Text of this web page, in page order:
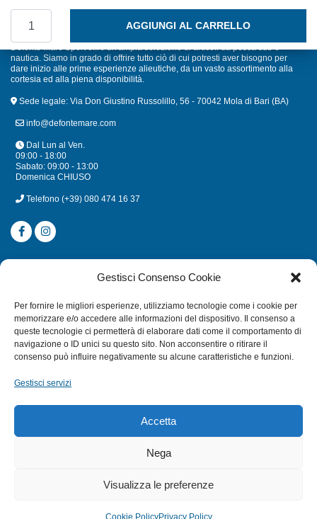
Gestisci Consenso Cookie
Per fornire le migliori esperienze, utilizziamo tecnologie come i cookie per
memorizzare e/o accedere alle informazioni del dispositivo. Il consenso a
queste tecnologie ci permetterà di elaborare dati come il comportamento di
navigazione o ID unici su questo sito. Non acconsentire o ritirare il
consenso può influire negativamente su alcune caratteristiche e funzioni.
Gestisci servizi
Accetta
Nega
Visualizza le preferenze
Cookie PolicyPrivacy Policy
AGGIUNGI AL CARRELLO
Defonte Mare Sport offre un'ampia selezione di articoli da pesca sub e
nautica. Siamo in grado di offrire tutto ciò di cui potresti aver bisogno per
dare inizio alle prime esperienze alieutiche, da un vasto assortimento alla
cortesia ed alla piena disponibilità.
Sede legale: Via Don Giustino Russolillo, 56 - 70042 Mola di Bari (BA)
info@defontemare.com
Dal Lun al Ven.
09:00 - 18:00
Sabato: 09:00 - 13:00
Domenica CHIUSO
Telefono (+39) 080 474 16 37
CATEGORIE
MULINELLI
CANNE
ACCESSORI NAUTICI
TERMINI E CONDIZIONI